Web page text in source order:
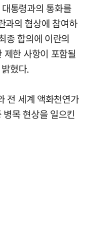
통령과의 통화를
과의 협상에 참여하
종 합의에 이란의
한 사항이 포함될
혔다.
전 세계 액화천연가
목 현상을 일으킨